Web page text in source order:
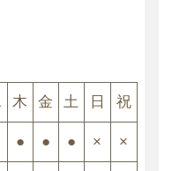
法を用いて原因を分
木 金 土 日 祝
● ● ● × ×